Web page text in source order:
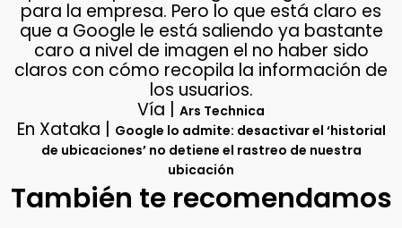
para la empresa. Pero lo que está claro es
que a Google le está saliendo ya bastante
caro a nivel de imagen el no haber sido
claros con cómo recopila la información de
los usuarios.
Vía |
Ars Technica
En Xataka |
Google lo admite: desactivar el ‘historial
de ubicaciones’ no detiene el rastreo de nuestra
ubicación
También te recomendamos